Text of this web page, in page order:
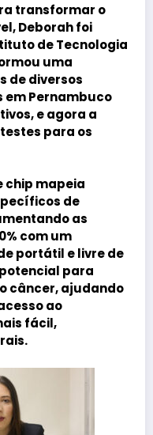
transformar o
Deborahfoi
de Tecnologia
uma
de diversos
em Pernambuco
e agora a
para os
chip mapeia
de
as
com um
portátil e livre de
para
câncer, ajudando
ao
fácil,